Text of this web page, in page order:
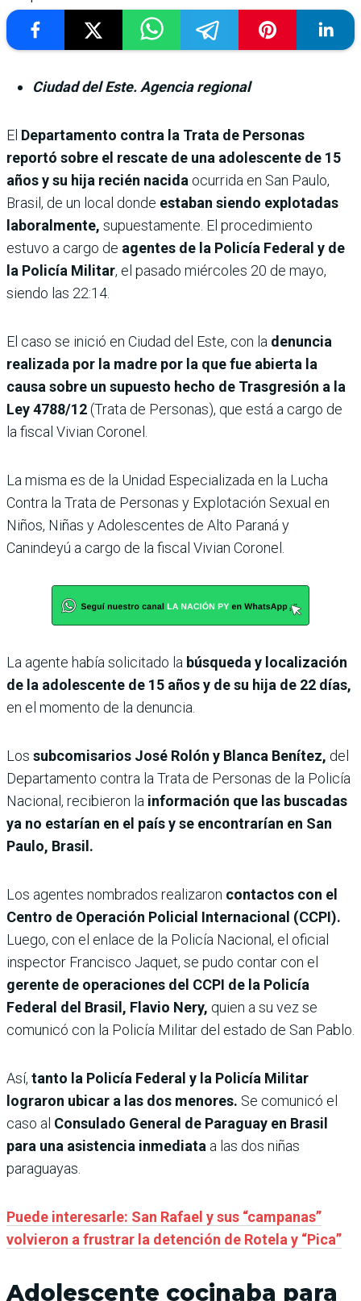
Ciudad del Este. Agencia regional
El Departamento contra la Trata de Personas
reportó sobre el rescate de una adolescente de 15
años y su hija recién nacida ocurrida en San Paulo,
Brasil, de un local donde estaban siendo explotadas
laboralmente, supuestamente. El procedimiento
estuvo a cargo de agentes de la Policía Federal y de
la Policía Militar, el pasado miércoles 20 de mayo,
siendo las 22:14.
El caso se inició en Ciudad del Este, con la denuncia
realizada por la madre por la que fue abierta la
causa sobre un supuesto hecho de Trasgresión a la
Ley 4788/12(Trata de Personas), que está a cargo de
la fiscal Vivian Coronel.
La misma es de la Unidad Especializada en la Lucha
Contra la Trata de Personas y Explotación Sexual en
Niños, Niñas y Adolescentes de Alto Paraná y
Canindeyú a cargo de la fiscal Vivian Coronel.
La agente había solicitado la búsqueda y localización
de la adolescente de 15 años y de su hija de 22 días,
en el momento de la denuncia.
Los subcomisarios José Rolón y Blanca Benítez, del
Departamento contra la Trata de Personas de la Policía
Nacional, recibieron la información que las buscadas
ya no estarían en el país y se encontrarían en San
Paulo, Brasil.
Los agentes nombrados realizaron contactos con el
Centro de Operación Policial Internacional (CCPI).
Luego, con el enlace de la Policía Nacional, el oficial
inspector Francisco Jaquet, se pudo contar con el
gerente de operaciones del CCPI de la Policía
Federal del Brasil, Flavio Nery, quien a su vez se
comunicó con la Policía Militar del estado de San Pablo.
Así, tanto la Policía Federal y la Policía Militar
lograron ubicar a las dos menores. Se comunicó el
caso al Consulado General de Paraguay en Brasil
para una asistencia inmediata a las dos niñas
paraguayas.
Puede interesarle: San Rafael y sus “campanas”
volvieron a frustrar la detención de Rotela y “Pica”
Adolescente cocinaba para